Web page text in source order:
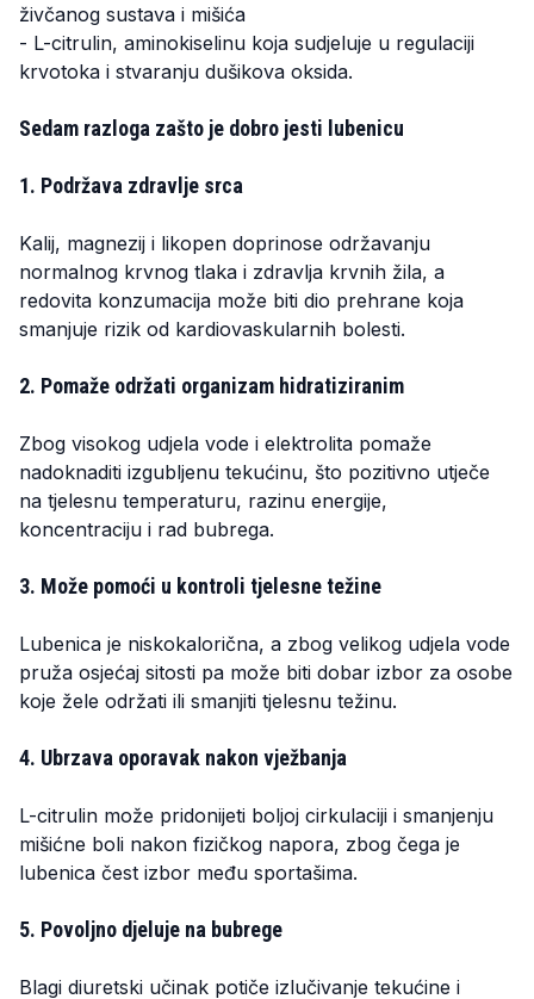
živčanog sustava i mišića
- L-citrulin, aminokiselinu koja sudjeluje u regulaciji
krvotoka i stvaranju dušikova oksida.
Sedam razloga zašto je dobro jesti lubenicu
1. Podržava zdravlje srca
Kalij, magnezij i likopen doprinose održavanju
normalnog krvnog tlaka i zdravlja krvnih žila, a
redovita konzumacija može biti dio prehrane koja
smanjuje rizik od kardiovaskularnih bolesti.
2. Pomaže održati organizam hidratiziranim
Zbog visokog udjela vode i elektrolita pomaže
nadoknaditi izgubljenu tekućinu, što pozitivno utječe
na tjelesnu temperaturu, razinu energije,
koncentraciju i rad bubrega.
3. Može pomoći u kontroli tjelesne težine
Lubenica je niskokalorična, a zbog velikog udjela vode
pruža osjećaj sitosti pa može biti dobar izbor za osobe
koje žele održati ili smanjiti tjelesnu težinu.
4. Ubrzava oporavak nakon vježbanja
L-citrulin može pridonijeti boljoj cirkulaciji i smanjenju
mišićne boli nakon fizičkog napora, zbog čega je
lubenica čest izbor među sportašima.
5. Povoljno djeluje na bubrege
Blagi diuretski učinak potiče izlučivanje tekućine i